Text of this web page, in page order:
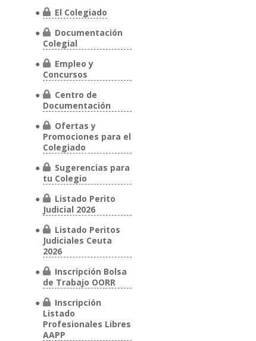
El Colegiado
Documentación
Colegial
Empleo y
Concursos
Centro de
Documentación
Ofertas y
Promociones para el
Colegiado
Sugerencias para
tu Colegio
Listado Perito
Judicial 2026
Listado Peritos
Judiciales Ceuta
2026
Inscripción Bolsa
de Trabajo OORR
Inscripción
Listado
Profesionales Libres
AAPP